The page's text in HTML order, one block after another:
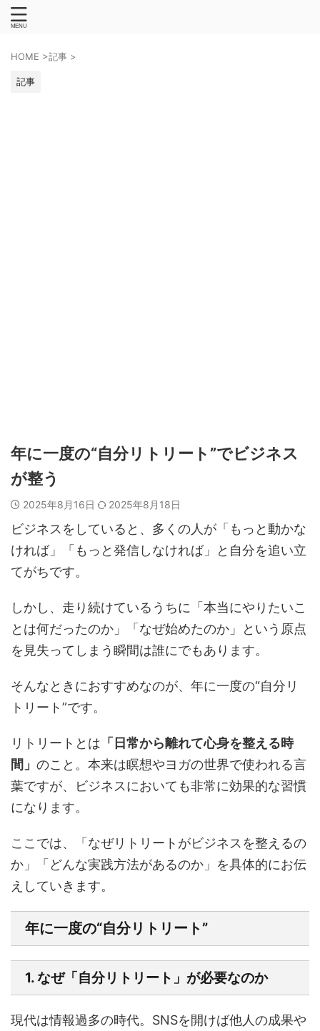
HOME >記事 >
記事
年に一度の“自分リトリート”でビジネス
が整う
2025年8月16日 2025年8月18日
ビジネスをしていると、多くの人が「もっと動かな
ければ」「もっと発信しなければ」と自分を追い立
てがちです。
しかし、走り続けているうちに「本当にやりたいこ
とは何だったのか」「なぜ始めたのか」という原点
を見失ってしまう瞬間は誰にでもあります。
そんなときにおすすめなのが、年に一度の“自分リ
トリート”です。
リトリートとは 「日常から離れて心身を整える時
間」 のこと。本来は瞑想やヨガの世界で使われる言
葉ですが、ビジネスにおいても非常に効果的な習慣
になります。
ここでは、「なぜリトリートがビジネスを整えるの
か」「どんな実践方法があるのか」を具体的にお伝
えしていきます。
年に一度の“自分リトリート”
1. なぜ「自分リトリート」が必要なのか
現代は情報過多の時代。SNSを開けば他人の成果や